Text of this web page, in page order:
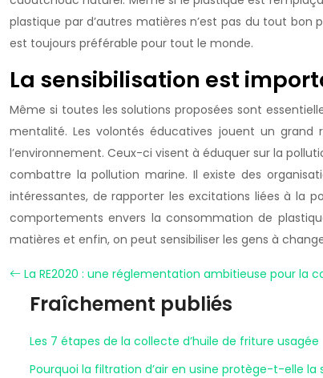
plastique par d’autres matières n’est pas du tout bon
est toujours préférable pour tout le monde.
La sensibilisation est
Même si toutes les solutions proposées sont
mentalité. Les volontés éducatives jouent un grand
l’environnement. Ceux-ci visent à éduquer sur la
combattre la pollution marine. Il existe des
intéressantes, de rapporter les excitations liées à la
comportements envers la consommation de
matières et enfin, on peut sensibiliser les gens à
La RE2020 : une réglementation ambitieuse pour la
Fraîchement publiés
Les 7 étapes de la collecte d’huile de friture usagée
Pourquoi la filtration d’air en usine protège-t-elle la